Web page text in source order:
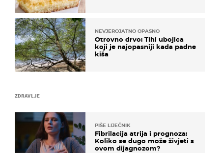
ZDRAVLJE
PIŠE LIJEČNIK
Fibrilacija atrija i prognoza:
Koliko se dugo može živjeti s
ovom dijagnozom?
NEVJEROJATNO OPASNO
Otrovno drvo: Tihi ubojica
koji je najopasniji kada padne
kiša